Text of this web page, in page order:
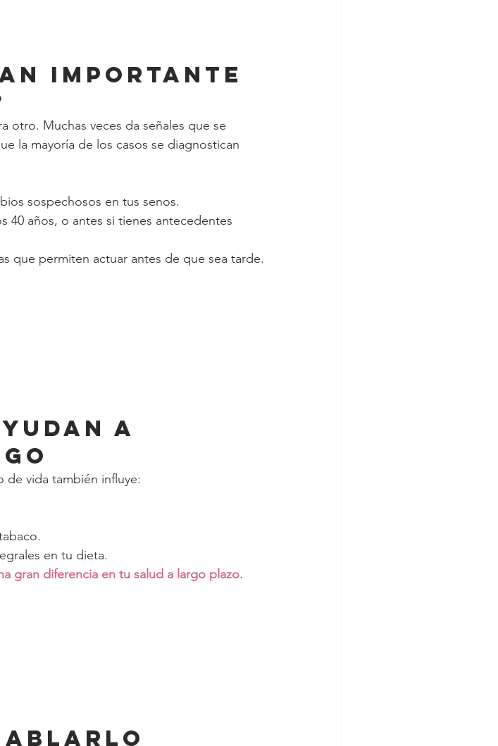
importante
otro. Muchas veces da señales que se
la mayoría de los casos se diagnostican
sospechosos en tus senos.
40 años, o antes si tienes antecedentes
que permiten actuar antes de que sea tarde.
a
de vida también influye:
en tu dieta.
gran diferencia en tu salud a largo plazo.